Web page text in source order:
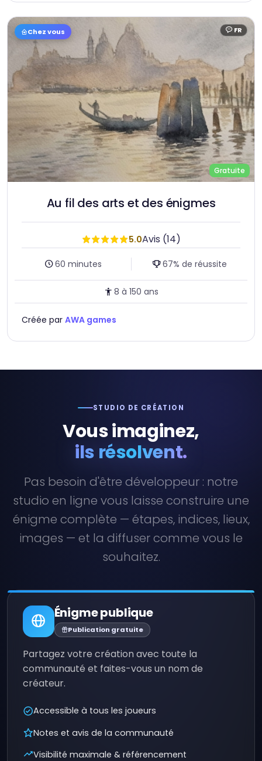
Chez vous Langue :
FR
Gratuite
Au fil des arts et des énigmes
5.0Avis (14)
Durée :
60 minutes Taux de réussite :
67% de réussite
Age :
8 à 150 ans
Créée par AWA games
STUDIO DE CRÉATION
Vous imaginez,
ils résolvent.
Pas besoin d'être développeur : notre
studio en ligne vous laisse construire une
énigme complète — étapes, indices, lieux,
images — et la diffuser comme vous le
souhaitez.
Énigme publique
Publication gratuite
Partagez votre création avec toute la
communauté et faites-vous un nom de
créateur.
Accessible à tous les joueurs
Notes et avis de la communauté
Visibilité maximale & référencement